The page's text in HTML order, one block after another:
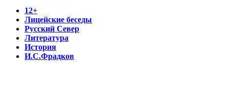
12+
Лицейские беседы
Русский Север
Литература
История
И.С.Фрадков